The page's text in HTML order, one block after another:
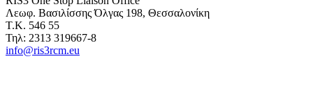
Λεωφ. Βασιλίσσης Όλγας 198, Θεσσαλονίκη
Τ.Κ. 546 55
Τηλ: 2313 319667-8
info@ris3rcm.eu